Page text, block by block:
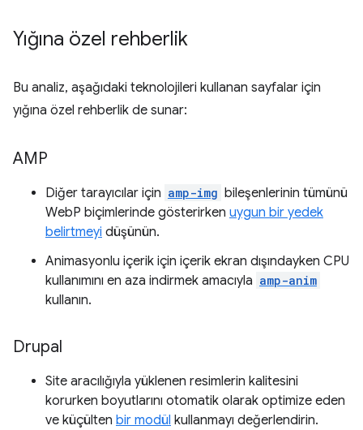
Yığına özel rehberlik
Bu analiz, aşağıdaki teknolojileri kullanan sayfalar için
yığına özel rehberlik de sunar:
AMP
Diğer tarayıcılar için amp-img bileşenlerinin tümünü
WebP biçimlerinde gösterirken uygun bir yedek
belirtmeyi düşünün.
Animasyonlu içerik için içerik ekran dışındayken CPU
kullanımını en aza indirmek amacıyla amp-anim
kullanın.
Drupal
Site aracılığıyla yüklenen resimlerin kalitesini
korurken boyutlarını otomatik olarak optimize eden
ve küçülten bir modül kullanmayı değerlendirin.